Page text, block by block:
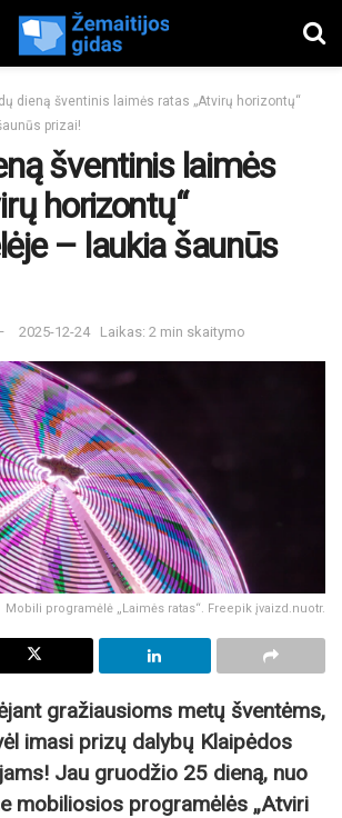
dieną šventinis laimės ratas „Atvirų horizontų“
prizai!
šventinis laimės
horizontų“
– laukia šaunūs
2025-12-24 Laikas: 2 min skaitymo
Mobili programėlė „Laimės ratas“. Freepik įvaizd.nuotr.
gražiausioms metų šventėms,
imasi prizų dalybų Klaipėdos
Jau gruodžio 25 dieną, nuo
mobiliosios programėlės „Atviri